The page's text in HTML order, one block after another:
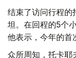
结束了访问行程的
坦。在回程的5个
他表示，今年的首
众所周知，托卡耶